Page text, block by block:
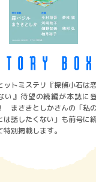
ットミステリ『探偵小石は
い』待望の続編が本誌に
まさきとしかさんの「私の
は話したくない」も前号に
特別掲載します。